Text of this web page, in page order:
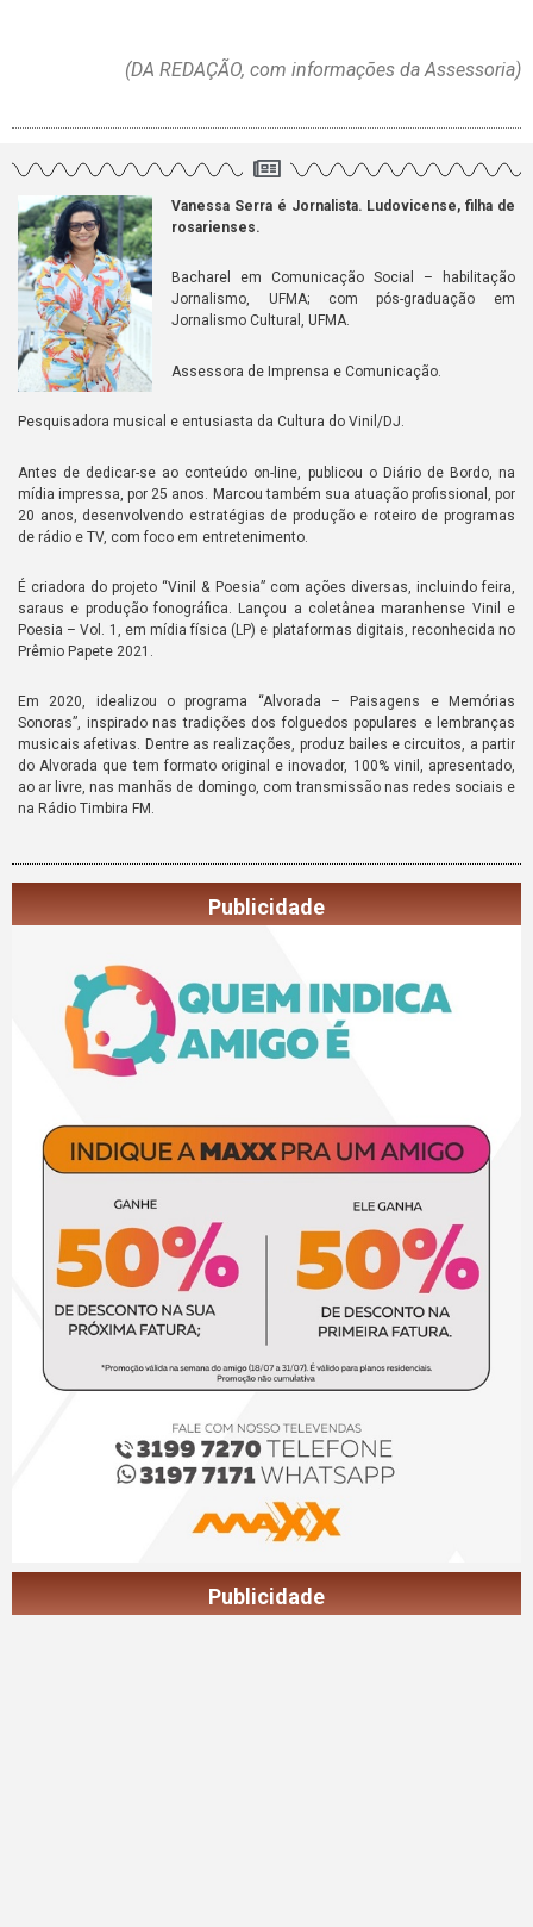
(DA REDAÇÃO, com informações da Assessoria)
Vanessa Serra é Jornalista. Ludovicense, filha de
rosarienses.
Bacharel em Comunicação Social – habilitação
Jornalismo, UFMA; com pós-graduação em
Jornalismo Cultural, UFMA.
Assessora de Imprensa e Comunicação.
Pesquisadora musical e entusiasta da Cultura do Vinil/DJ.
Antes de dedicar-se ao conteúdo on-line, publicou o Diário de Bordo, na
mídia impressa, por 25 anos. Marcou também sua atuação profissional, por
20 anos, desenvolvendo estratégias de produção e roteiro de programas
de rádio e TV, com foco em entretenimento.
É criadora do projeto “Vinil & Poesia” com ações diversas, incluindo feira,
saraus e produção fonográfica. Lançou a coletânea maranhense Vinil e
Poesia – Vol. 1, em mídia física (LP) e plataformas digitais, reconhecida no
Prêmio Papete 2021.
Em 2020, idealizou o programa “Alvorada – Paisagens e Memórias
Sonoras”, inspirado nas tradições dos folguedos populares e lembranças
musicais afetivas. Dentre as realizações, produz bailes e circuitos, a partir
do Alvorada que tem formato original e inovador, 100% vinil, apresentado,
ao ar livre, nas manhãs de domingo, com transmissão nas redes sociais e
na Rádio Timbira FM.
Publicidade
Publicidade